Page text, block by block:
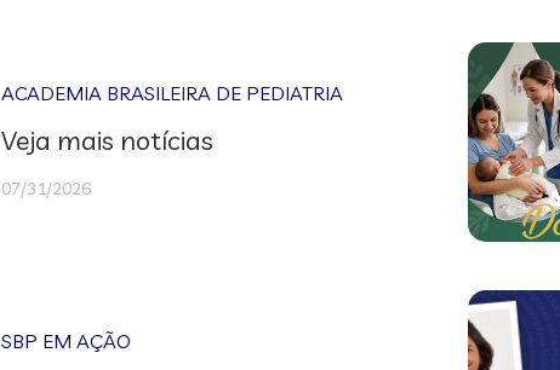
ACADEMIA BRASILEIRA DE PEDIATRIA
Veja mais notícias
07/31/2026
SBP EM AÇÃO